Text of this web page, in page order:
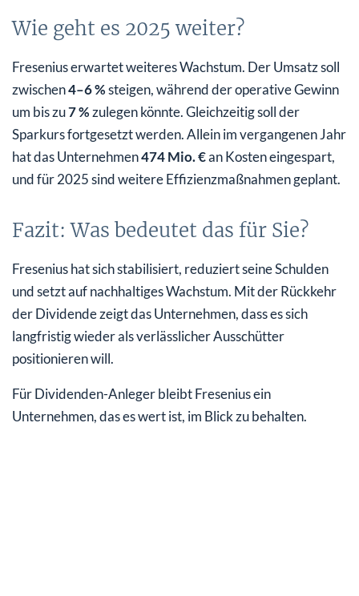
Wie geht es 2025 weiter?
Fresenius erwartet weiteres Wachstum. Der Umsatz soll
zwischen4–6 %steigen, während der operative Gewinn
um bis zu7 %zulegen könnte. Gleichzeitig soll der
Sparkurs fortgesetzt werden. Allein im vergangenen Jahr
hat das Unternehmen474 Mio. €an Kosten eingespart,
und für 2025 sind weitere Effizienzmaßnahmen geplant.
Fazit: Was bedeutet das für Sie?
Fresenius hat sich stabilisiert, reduziert seine Schulden
und setzt auf nachhaltiges Wachstum. Mit der Rückkehr
der Dividende zeigt das Unternehmen, dass es sich
langfristig wieder als verlässlicher Ausschütter
positionieren will.
Für Dividenden-Anleger bleibt Fresenius ein
Unternehmen, das es wert ist, im Blick zu behalten.